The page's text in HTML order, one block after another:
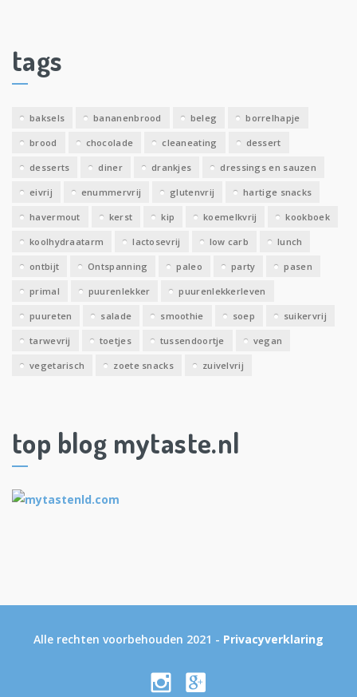
e
v
tags
baksels bananenbrood beleg borrelhapje
brood chocolade cleaneating dessert
desserts diner drankjes dressings en sauzen
eivrij enummervrij glutenvrij hartige snacks
havermout kerst kip koemelkvrij kookboek
koolhydraatarm lactosevrij low carb lunch
ontbijt Ontspanning paleo party pasen
primal puurenlekker puurenlekkerleven
puureten salade smoothie soep suikervrij
tarwevrij toetjes tussendoortje vegan
vegetarisch zoete snacks zuivelvrij
top blog mytaste.nl
Alle rechten voorbehouden 2021 - Privacyverklaring